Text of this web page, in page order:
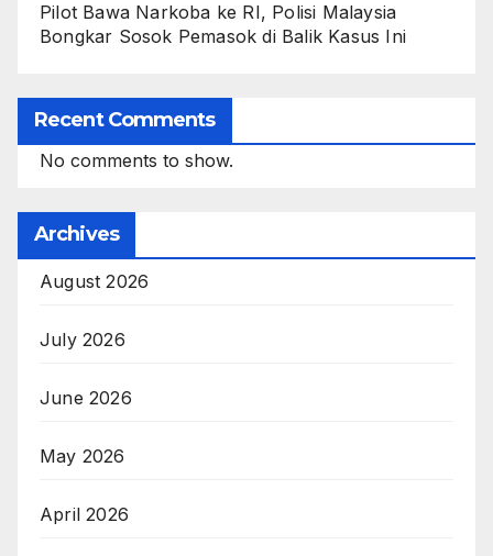
Pilot Bawa Narkoba ke RI, Polisi Malaysia
Bongkar Sosok Pemasok di Balik Kasus Ini
Recent Comments
No comments to show.
Archives
August 2026
July 2026
June 2026
May 2026
April 2026